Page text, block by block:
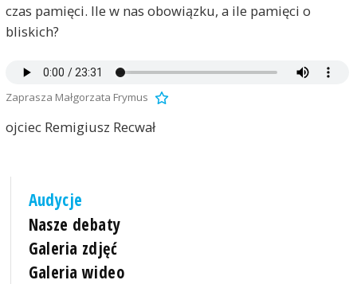
czas pamięci. Ile w nas obowiązku, a ile pamięci o
bliskich?
Zaprasza Małgorzata Frymus
ojciec Remigiusz Recwał
Audycje
Nasze debaty
Galeria zdjęć
Galeria wideo